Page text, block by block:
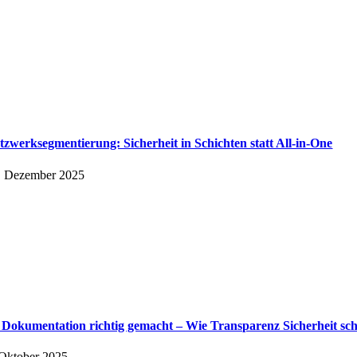
Sicherheit in Schichten statt All-in-One
Dezember 2025
richtig gemacht – Wie Transparenz Sicherheit